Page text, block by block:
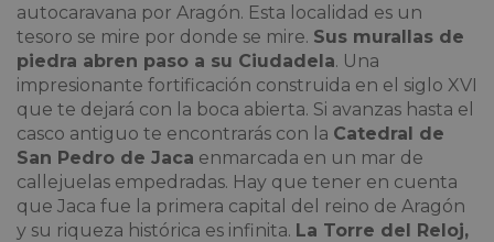
autocaravana por Aragón. Esta localidad es un
tesoro se mire por donde se mire. Sus murallas de
piedra abren paso a su Ciudadela. Una
impresionante fortificación construida en el siglo XVI
que te dejará con la boca abierta. Si avanzas hasta el
casco antiguo te encontrarás con la Catedral de
San Pedro de Jaca enmarcada en un mar de
callejuelas empedradas. Hay que tener en cuenta
que Jaca fue la primera capital del reino de Aragón
y su riqueza histórica es infinita. La Torre del Reloj,